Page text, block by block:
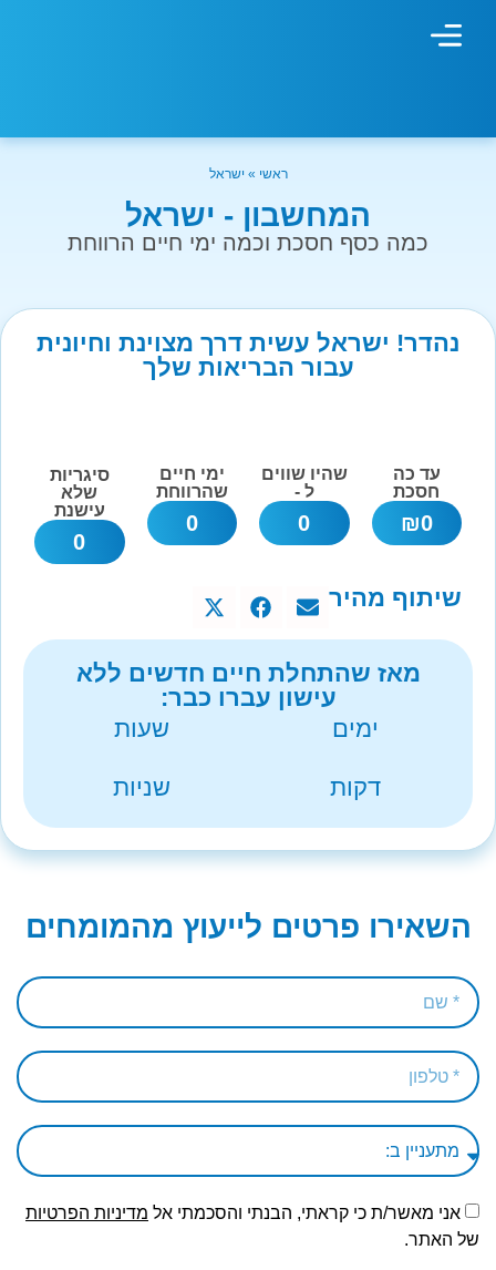
ראשי » ישראל
המחשבון - ישראל
כמה כסף חסכת וכמה ימי חיים הרווחת
נהדר! ישראל עשית דרך מצוינת וחיונית
עבור הבריאות שלך
עד כה
חסכת
0
₪
שהיו שווים
ל -
0
ימי חיים
שהרווחת
0
סיגריות
שלא
עישנת
0
שיתוף מהיר
מאז שהתחלת חיים חדשים ללא
עישון עברו כבר:
ימים
שעות
דקות שניות
השאירו פרטים לייעוץ מהמומחים
אני מאשר/ת כי קראתי, הבנתי והסכמתי אל מדיניות הפרטיות
של האתר.